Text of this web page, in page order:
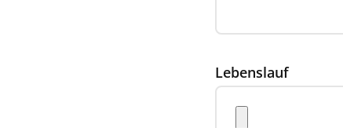
Lebenslauf